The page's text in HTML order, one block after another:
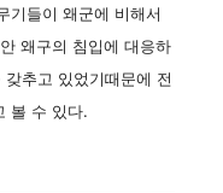
기들이 왜군에 비해서
왜구의 침입에 대응하
추고 있었기때문에 전
볼 수 있다.